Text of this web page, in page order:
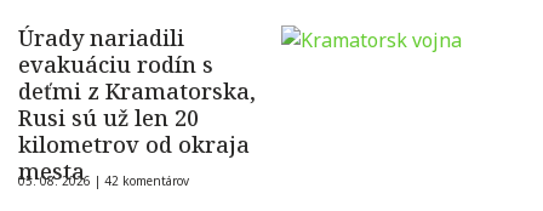
Úrady nariadili
evakuáciu rodín s
deťmi z Kramatorska,
Rusi sú už len 20
kilometrov od okraja
mesta
05. 08. 2026 | 42 komentárov